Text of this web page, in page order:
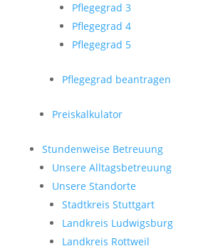
Pflegegrad 3
Pflegegrad 4
Pflegegrad 5
Pflegegrad beantragen
Preiskalkulator
Stundenweise Betreuung
Unsere Alltagsbetreuung
Unsere Standorte
Stadtkreis Stuttgart
Landkreis Ludwigsburg
Landkreis Rottweil